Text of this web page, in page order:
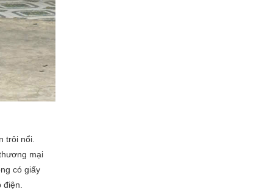
trôi nổi.
mại
có giấy